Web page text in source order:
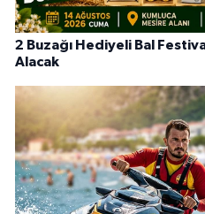
2 Buzağı Hediyeli Bal
Alacak